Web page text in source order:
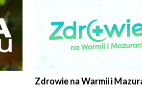
Zdrowie na Warmii i